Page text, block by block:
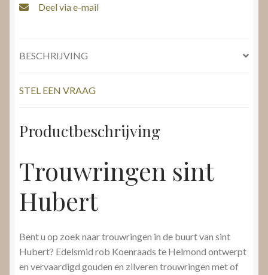
Deel via e-mail
BESCHRIJVING
STEL EEN VRAAG
Productbeschrijving
Trouwringen sint
Hubert
Bent u op zoek naar trouwringen in de buurt van sint
Hubert? Edelsmid rob Koenraads te Helmond ontwerpt
en vervaardigd gouden en zilveren trouwringen met of